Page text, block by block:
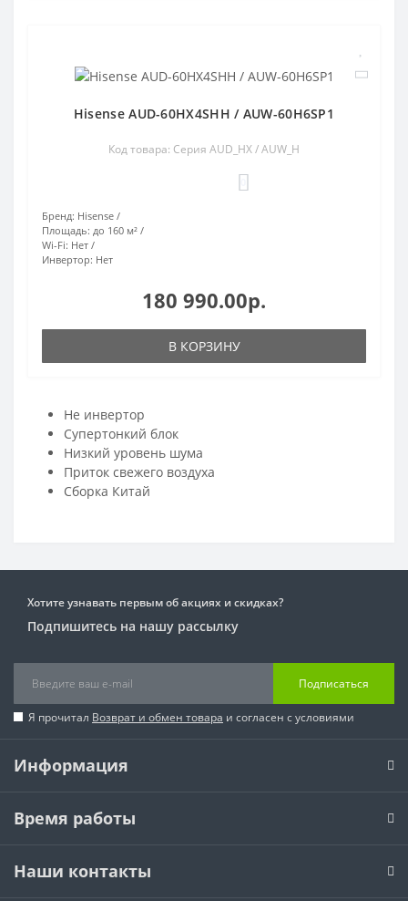
Hisense AUD-60HX4SHH / AUW-60H6SP1
Код товара: Серия AUD_HX / AUW_H
Бренд: Hisense
Площадь: до 160 м²
Wi-Fi: Нет
Инвертор: Нет
180 990.00р.
В КОРЗИНУ
Не инвертор
Супертонкий блок
Низкий уровень шума
Приток свежего воздуха
Сборка Китай
Хотите узнавать первым об акциях и скидках?
Подпишитесь на нашу рассылку
Подписаться
Я прочитал Возврат и обмен товара и согласен с условиями
Информация
Время работы
Наши контакты